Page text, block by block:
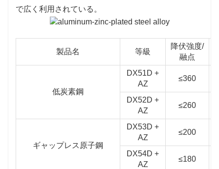
で広く利用されている。
製品名 等級
降伏強度/
融点
低炭素鋼
DX51D +
AZ
≤360
DX52D +
AZ
≤260
ギャップレス原子鋼
DX53D +
AZ
≤200
DX54D +
AZ
≤180